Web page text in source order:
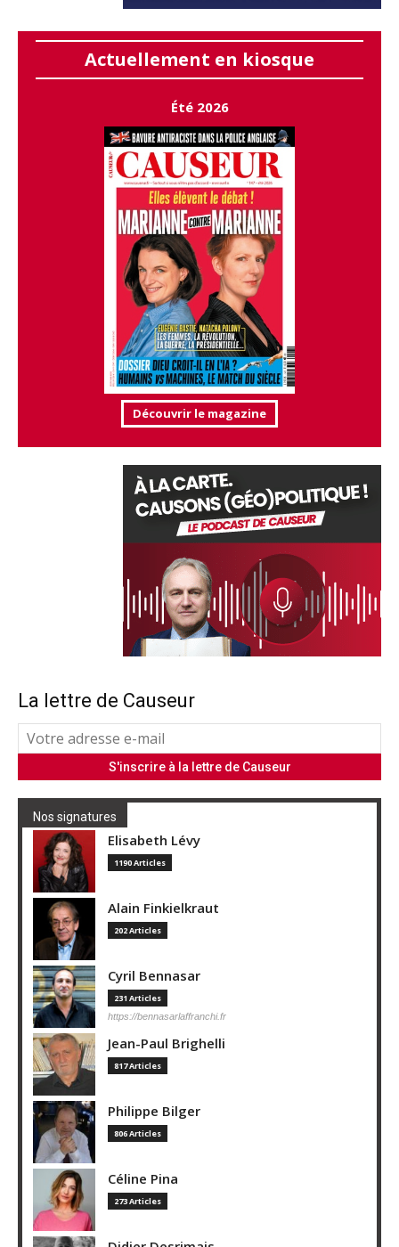
Actuellement en kiosque
Été 2026
Découvrir le magazine
La lettre de Causeur
Nos signatures
Elisabeth Lévy
1190 Articles
Alain Finkielkraut
202 Articles
Cyril Bennasar
231 Articles
https://bennasarlaffranchi.fr
Jean-Paul Brighelli
817 Articles
Philippe Bilger
806 Articles
Céline Pina
273 Articles